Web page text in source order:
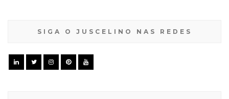
SIGA O JUSCELINO NAS REDES